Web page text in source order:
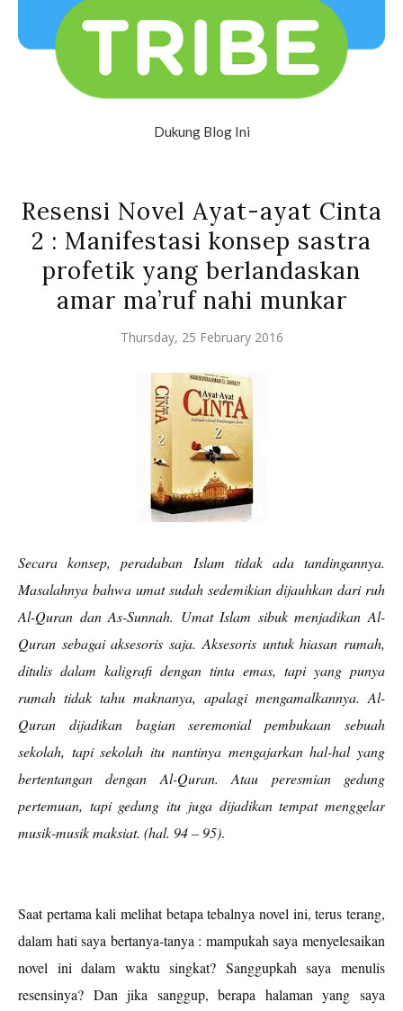
Dukung Blog Ini
Resensi Novel Ayat-ayat Cinta
2 : Manifestasi konsep sastra
profetik yang berlandaskan
amar ma’ruf nahi munkar
Thursday, 25 February 2016
Secara konsep, peradaban Islam tidak ada tandingannya.
Masalahnya bahwa umat sudah sedemikian dijauhkan dari ruh
Al-Quran dan As-Sunnah. Umat Islam sibuk menjadikan Al-
Quran sebagai aksesoris saja. Aksesoris untuk hiasan rumah,
ditulis dalam kaligrafi dengan tinta emas, tapi yang punya
rumah tidak tahu maknanya, apalagi mengamalkannya. Al-
Quran dijadikan bagian seremonial pembukaan sebuah
sekolah, tapi sekolah itu nantinya mengajarkan hal-hal yang
bertentangan dengan Al-Quran. Atau peresmian gedung
pertemuan, tapi gedung itu juga dijadikan tempat menggelar
musik-musik maksiat. (hal. 94 – 95).
Saat pertama kali melihat betapa tebalnya novel ini, terus terang,
dalam hati saya bertanya-tanya : mampukah saya menyelesaikan
novel ini dalam waktu singkat? Sanggupkah saya menulis
resensinya? Dan jika sanggup, berapa halaman yang saya